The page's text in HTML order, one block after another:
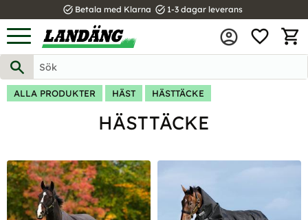
Meny
task_alt Betala med Klarna task_alt 1-3 dagar leverans
ALLA PRODUKTER HÄST HÄSTTÄCKE
HÄSTTÄCKE